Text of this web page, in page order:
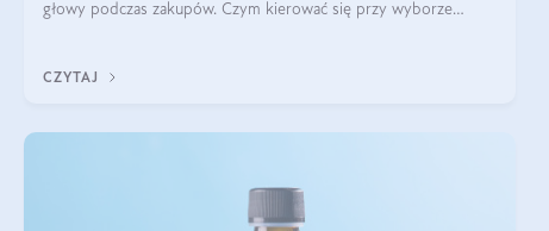
głowy podczas zakupów. Czym kierować się przy wyborze
CZYTAJ